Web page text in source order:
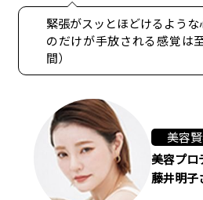
緊張がスッとほどけるよう
のだけが手放される感覚は
間）
美容
美容プロ
藤井明子